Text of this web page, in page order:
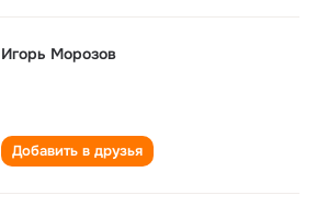
Игорь Морозов
Добавить в друзья